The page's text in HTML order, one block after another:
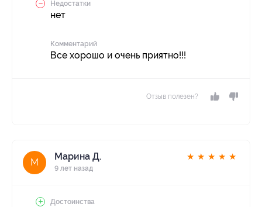
Недостатки
нет
Комментарий
Все хорошо и очень приятно!!!
Отзыв полезен?
М
Марина Д.
9 лет назад
★ ★ ★ ★ ★
Достоинства